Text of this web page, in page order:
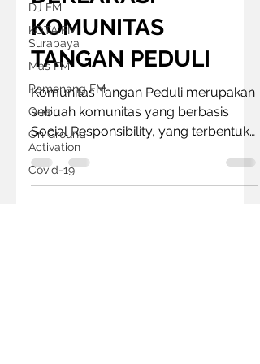
DJ FM
KOTA FM
Surabaya
Mas FM
Pamenang FM
Onair
On Ground
Activation
Covid-19
KOMUNITAS
TANGAN PEDULI
Komunitas Tangan Peduli merupakan
sebuah komunitas yang berbasis
Social Responsibility, yang terbentuk
karena komitmen antara Radio...